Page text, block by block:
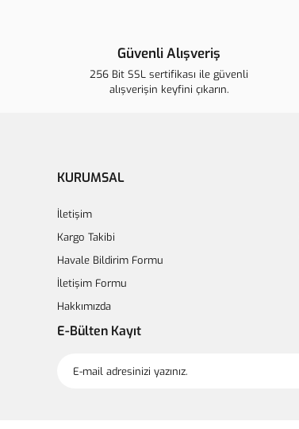
Güvenli Alışveriş
256 Bit SSL sertifikası ile güvenli
alışverişin keyfini çıkarın.
KURUMSAL
İletişim
Kargo Takibi
Havale Bildirim Formu
İletişim Formu
Hakkımızda
E-Bülten Kayıt